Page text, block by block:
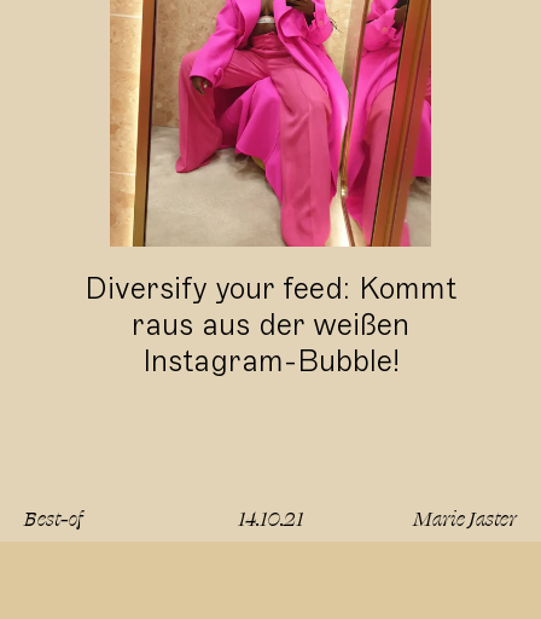
Diversify your feed: Kommt
raus aus der weißen
Instagram-Bubble!
Best-of 14.10.21 Marie Jaster